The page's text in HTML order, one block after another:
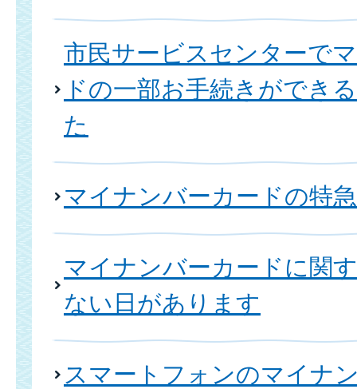
市民サービスセンターで
ドの一部お手続きができ
た
マイナンバーカードの特
マイナンバーカードに関
ない日があります
スマートフォンのマイナ